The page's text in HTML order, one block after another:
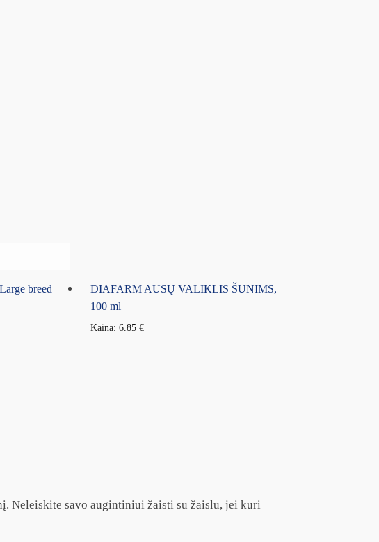
breed
DIAFARM AUSŲ VALIKLIS ŠUNIMS,
100 ml
Kaina:6.85€
Neleiskite savo augintiniui žaisti su žaislu, jei kuri